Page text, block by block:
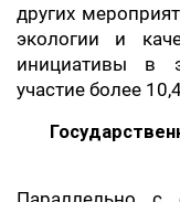
других
экологии и
инициативы в
участие более